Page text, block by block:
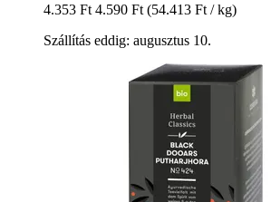
4.353 Ft 4.590 Ft (54.413 Ft / kg)
Szállítás eddig: augusztus 10.